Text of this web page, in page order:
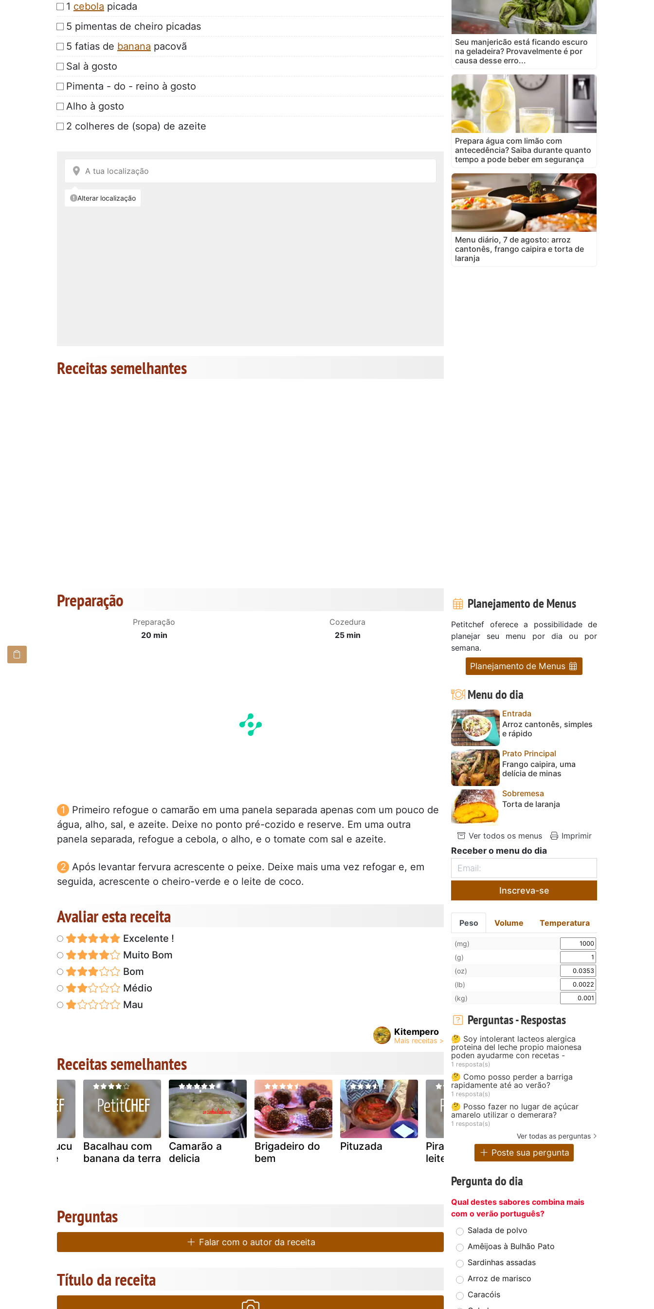
1 cebola picada
5 pimentas de cheiro picadas
5 fatias de banana pacovã
Sal à gosto
Pimenta - do - reino à gosto
Alho à gosto
2 colheres de (sopa) de azeite
Receitas semelhantes
Preparação
Preparação
20 min
Cozedura
25 min
Primeiro refogue o camarão em uma panela separada apenas com um pouco de
água, alho, sal, e azeite. Deixe no ponto pré-cozido e reserve. Em uma outra
panela separada, refogue a cebola, o alho, e o tomate com sal e azeite.
Após levantar fervura acrescente o peixe. Deixe mais uma vez refogar e, em
seguida, acrescente o cheiro-verde e o leite de coco.
Avaliar esta receita
Excelente !
Muito Bom
Bom
Médio
Mau
Kitempero
Receitas semelhantes
de pirarucu
molho de
Bacalhau com
banana da terra
Camarão a
delicia
Brigadeiro do
bem
Pituzada
Pirarucu no
leite de coco
Filé de peixe à
doré ao molho
Perguntas
Falar com o autor da receita
Título da receita
Seu manjericão está ficando escuro
na geladeira? Provavelmente é por
causa desse erro...
Prepara água com limão com
antecedência? Saiba durante quanto
tempo a pode beber em segurança
Menu diário, 7 de agosto: arroz
cantonês, frango caipira e torta de
laranja
Planejamento de Menus
Petitchef oferece a possibilidade de
planejar seu menu por dia ou por
semana.
Planejamento de Menus
Menu do dia
Entrada
Arroz cantonês, simples
e rápido
Prato Principal
Frango caipira, uma
delícia de minas
Sobremesa
Torta de laranja
Ver todos os menus Imprimir
Receber o menu do dia
Inscreva-se
Peso Volume Temperatura
(mg)
(g)
(oz)
(lb)
(kg)
Perguntas - Respostas
🤔 Soy intolerant lacteos alergica
proteina del leche propio maionesa
poden ayudarme con recetas -
1 resposta(s)
🤔 Como posso perder a barriga
rapidamente até ao verão?
1 resposta(s)
🤔 Posso fazer no lugar de açúcar
amarelo utilizar o demerara?
1 resposta(s)
Ver todas as perguntas
Poste sua pergunta
Pergunta do dia
Qual destes sabores combina mais
com o verão português?
Salada de polvo
Amêijoas à Bulhão Pato
Sardinhas assadas
Arroz de marisco
Caracóis